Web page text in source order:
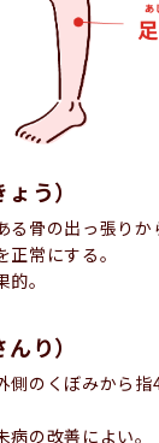
う）
る骨の出っ張りか
常にする。
。
り）
側のくぼみから指
の改善によい。